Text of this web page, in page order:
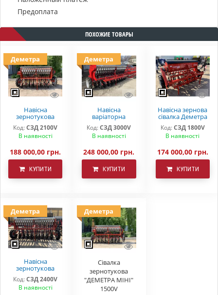
Предоплата
ПОХОЖИЕ ТОВАРЫ
Деметра
Навісна
зернотукова
варіаторна
сівалка Деметра
2,1 м.
Код:СЗД 2100V
В наявності
188 000,00 грн.
КУПИТИ
Деметра
Навісна
варіаторна
сівалка Деметра
3.0м
Код: СЗД 3000V
В наявності
248 000,00 грн.
КУПИТИ
Навісна зернова
сівалка Деметра
Код:СЗД 1800V
В наявності
174 000,00 грн.
КУПИТИ
Деметра
Навісна
зернотукова
варіаторна
сівалка Деметра
2.4 м.
Код:СЗД 2400V
В наявності
Деметра
Сівалка
зернотукова
"ДЕМЕТРА МІНІ"
1500V